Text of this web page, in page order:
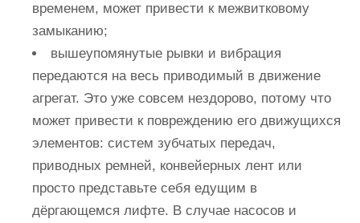
временем, может привести к межвитковому
замыканию;
вышеупомянутые рывки и вибрация
передаются на весь приводимый в движение
агрегат. Это уже совсем нездорово, потому что
может привести к повреждению его движущихся
элементов: систем зубчатых передач,
приводных ремней, конвейерных лент или
просто представьте себя едущим в
дёргающемся лифте. В случае насосов и